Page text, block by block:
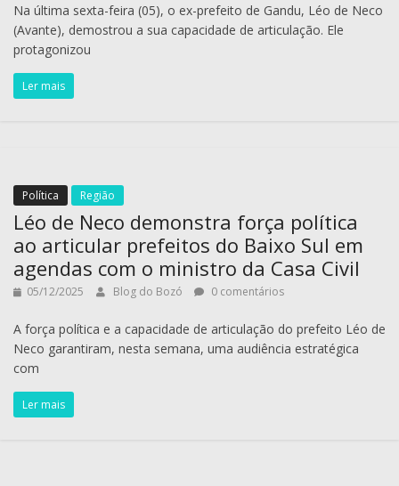
Na última sexta-feira (05), o ex-prefeito de Gandu, Léo de Neco
(Avante), demostrou a sua capacidade de articulação. Ele
protagonizou
Ler mais
Política Região
Léo de Neco demonstra força política
ao articular prefeitos do Baixo Sul em
agendas com o ministro da Casa Civil
05/12/2025 Blog do Bozó 0 comentários
A força política e a capacidade de articulação do prefeito Léo de
Neco garantiram, nesta semana, uma audiência estratégica
com
Ler mais